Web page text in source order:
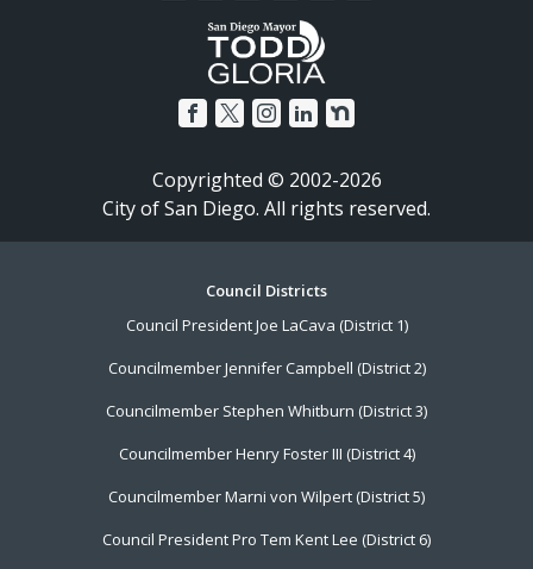
Copyrighted © 2002-2026
City of San Diego. All rights reserved.
Council Districts
Council President Joe LaCava (District 1)
Councilmember Jennifer Campbell (District 2)
Councilmember Stephen Whitburn (District 3)
Councilmember Henry Foster III (District 4)
Councilmember Marni von Wilpert (District 5)
Council President Pro Tem Kent Lee (District 6)